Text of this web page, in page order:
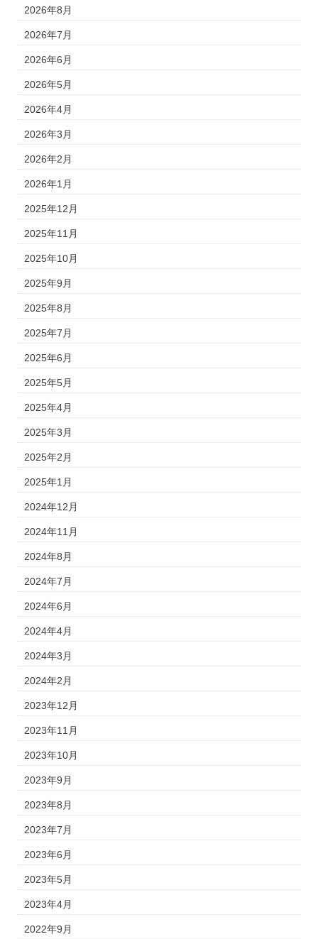
2026年8月
2026年7月
2026年6月
2026年5月
2026年4月
2026年3月
2026年2月
2026年1月
2025年12月
2025年11月
2025年10月
2025年9月
2025年8月
2025年7月
2025年6月
2025年5月
2025年4月
2025年3月
2025年2月
2025年1月
2024年12月
2024年11月
2024年8月
2024年7月
2024年6月
2024年4月
2024年3月
2024年2月
2023年12月
2023年11月
2023年10月
2023年9月
2023年8月
2023年7月
2023年6月
2023年5月
2023年4月
2022年9月